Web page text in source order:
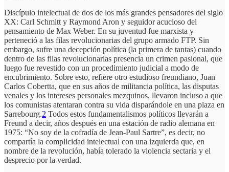
Discípulo intelectual de dos de los más grandes pensadores del siglo
XX: Carl Schmitt y Raymond Aron y seguidor acucioso del
pensamiento de Max Weber. En su juventud fue marxista y
perteneció a las filas revolucionarias del grupo armado FTP. Sin
embargo, sufre una decepción política (la primera de tantas) cuando
dentro de las filas revolucionarias presencia un crimen pasional, que
luego fue revestido con un procedimiento judicial a modo de
encubrimiento. Sobre esto, refiere otro estudioso freundiano, Juan
Carlos Cobertta, que en sus años de militancia política, las disputas
venales y los intereses personales mezquinos, llevaron incluso a que
los comunistas atentaran contra su vida disparándole en una plaza en
Sarrebourg.2 Todos estos fundamentalismos políticos llevarán a
Freund a decir, años después en una estación de radio alemana en
1975: “No soy de la cofradía de Jean-Paul Sartre”, es decir, no
compartía la complicidad intelectual con una izquierda que, en
nombre de la revolución, había tolerado la violencia sectaria y el
desprecio por la verdad.